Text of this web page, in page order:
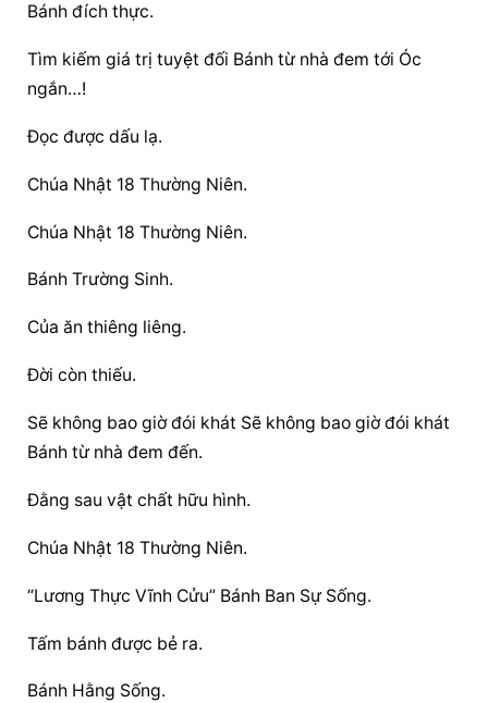
Bánh đích thực.
Tìm kiếm giá trị tuyệt đối Bánh từ nhà đem tới Óc
ngắn…!
Đọc được dấu lạ.
Chúa Nhật 18 Thường Niên.
Chúa Nhật 18 Thường Niên.
Bánh Trường Sinh.
Của ăn thiêng liêng.
Đời còn thiếu.
Sẽ không bao giờ đói khát Sẽ không bao giờ đói khát
Bánh từ nhà đem đến.
Đằng sau vật chất hữu hình.
Chúa Nhật 18 Thường Niên.
“Lương Thực Vĩnh Cửu” Bánh Ban Sự Sống.
Tấm bánh được bẻ ra.
Bánh Hằng Sống.